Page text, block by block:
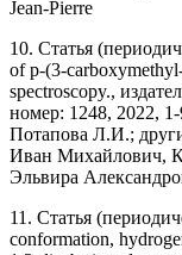
Jean-Pierre
10. Статья
of p-(3-
spectroscopy.,
номер: 1248, 2022,
Потапова Л.И.;
Иван Михайлович,
Эльвира
11. Статья
conformation,